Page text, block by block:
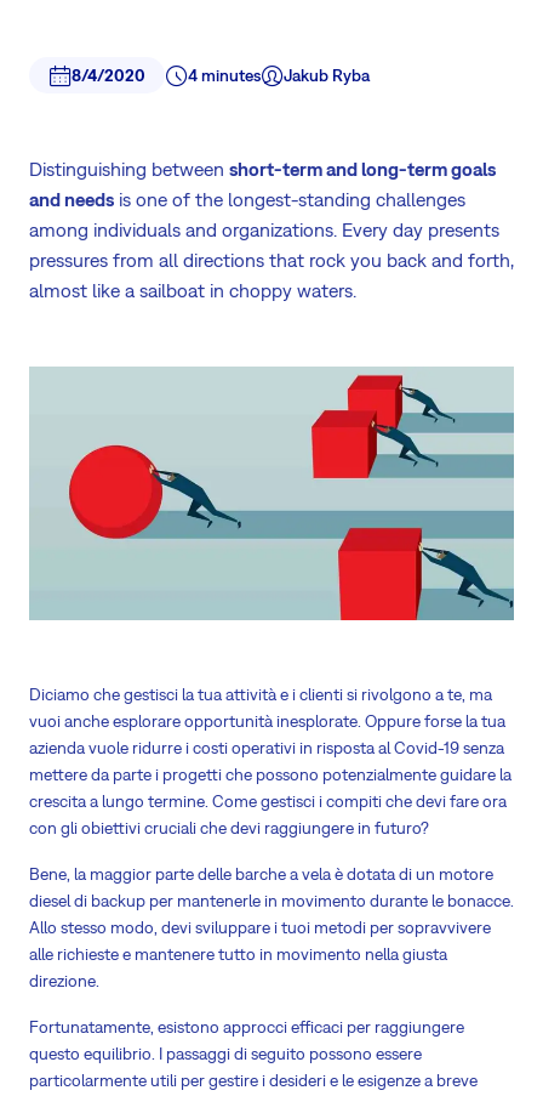
8/4/2020 4 minutes Jakub Ryba
Distinguishing between short-term and long-term goals
and needs is one of the longest-standing challenges
among individuals and organizations. Every day presents
pressures from all directions that rock you back and forth,
almost like a sailboat in choppy waters.
Diciamo che gestisci la tua attività e i clienti si rivolgono a te, ma
vuoi anche esplorare opportunità inesplorate. Oppure forse la tua
azienda vuole ridurre i costi operativi in risposta al Covid-19 senza
mettere da parte i progetti che possono potenzialmente guidare la
crescita a lungo termine. Come gestisci i compiti che devi fare ora
con gli obiettivi cruciali che devi raggiungere in futuro?
Bene, la maggior parte delle barche a vela è dotata di un motore
diesel di backup per mantenerle in movimento durante le bonacce.
Allo stesso modo, devi sviluppare i tuoi metodi per sopravvivere
alle richieste e mantenere tutto in movimento nella giusta
direzione.
Fortunatamente, esistono approcci efficaci per raggiungere
questo equilibrio. I passaggi di seguito possono essere
particolarmente utili per gestire i desideri e le esigenze a breve